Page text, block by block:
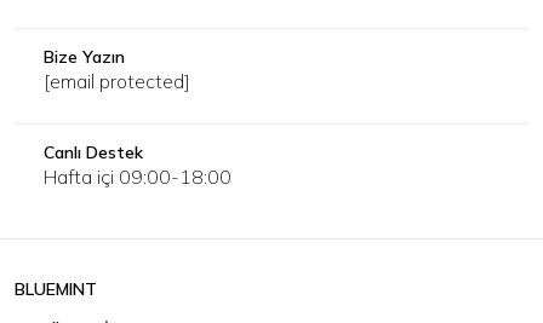
Bize Yazın
[email protected]
Canlı Destek
Hafta içi 09:00-18:00
BLUEMINT